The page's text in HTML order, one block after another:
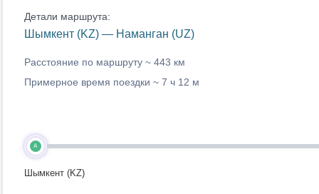
Детали маршрута:
Шымкент (KZ) — Наманган (UZ)
Расстояние по маршруту ~ 443 км
Примерное время поездки ~ 7 ч 12 м
A
Шымкент (KZ)